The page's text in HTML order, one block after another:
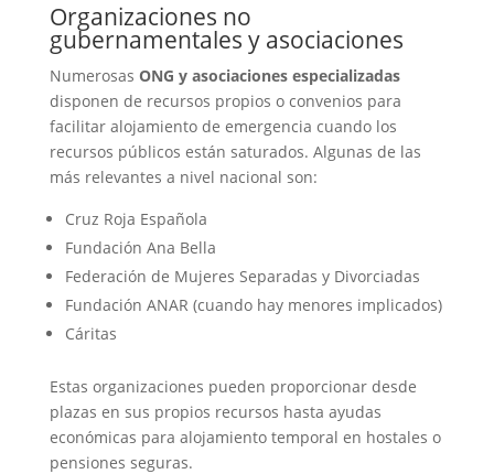
Organizaciones no
gubernamentales y asociaciones
Numerosas ONG y asociaciones especializadas
disponen de recursos propios o convenios para
facilitar alojamiento de emergencia cuando los
recursos públicos están saturados. Algunas de las
más relevantes a nivel nacional son:
Cruz Roja Española
Fundación Ana Bella
Federación de Mujeres Separadas y Divorciadas
Fundación ANAR (cuando hay menores implicados)
Cáritas
Estas organizaciones pueden proporcionar desde
plazas en sus propios recursos hasta ayudas
económicas para alojamiento temporal en hostales o
pensiones seguras.